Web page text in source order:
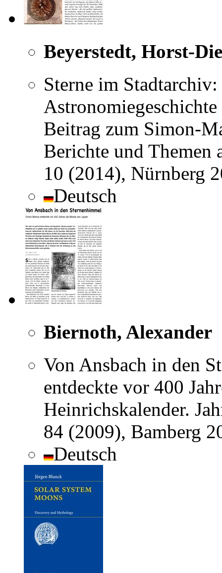
Beyerstedt, Horst-
Sterne im
Beitrag zum Simon-
Berichte und Themen
10 (2014), Nürnberg
Deutsch
Biernoth, Alexander
Von Ansbach in den
entdeckte vor 400
Heinrichskalender.
84 (2009), Bamberg
Deutsch